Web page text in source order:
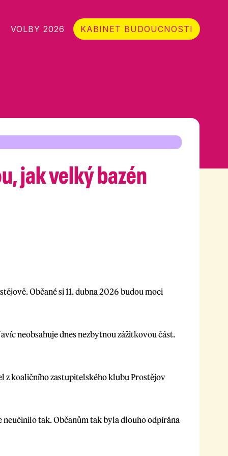
VOLBY 2026 KABINET BUDOUCNOSTI
jak velký bazén
Občané si 11. dubna 2026 budou moci
neobsahuje dnes nezbytnou zážitkovou část.
z koaličního zastupitelského klubu Prostějov
neučinilo tak. Občanům tak byla dlouho odpírána